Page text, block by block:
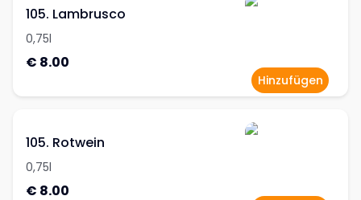
105. Lambrusco
0,75l
€ 8.00
Hinzufügen
105. Rotwein
0,75l
€ 8.00